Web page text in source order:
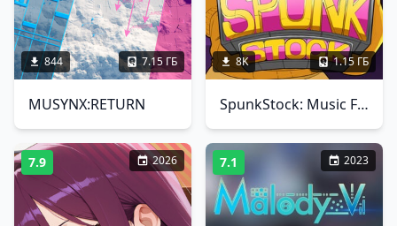
844 7.15 ГБ
MUSYNX:RETURN
8K 1.15 ГБ
SpunkStock: Music Festival
7.9 2026 7.1 2023